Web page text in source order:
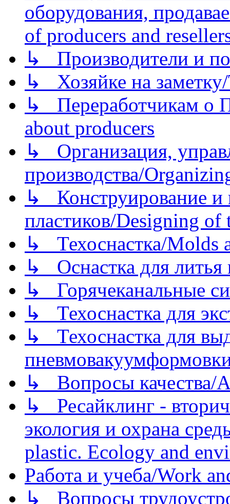
оборудования,
of producers and
↳ Производители и
↳ Хозяйке на
↳ Переработчикам о
about producers
↳ Организация,
производства/
↳ Конструирование и
пластиков/Designing of
↳ Техоснастка/Molds
↳ Оснастка для литья
↳ Горячеканальные
↳ Техоснастка для
↳ Техоснастка для
↳ Вопросы качества/
↳ Ресайклинг -
экология и охрана
plastic. Ecology and
Работа и учеба/Work
↳ Вопросы